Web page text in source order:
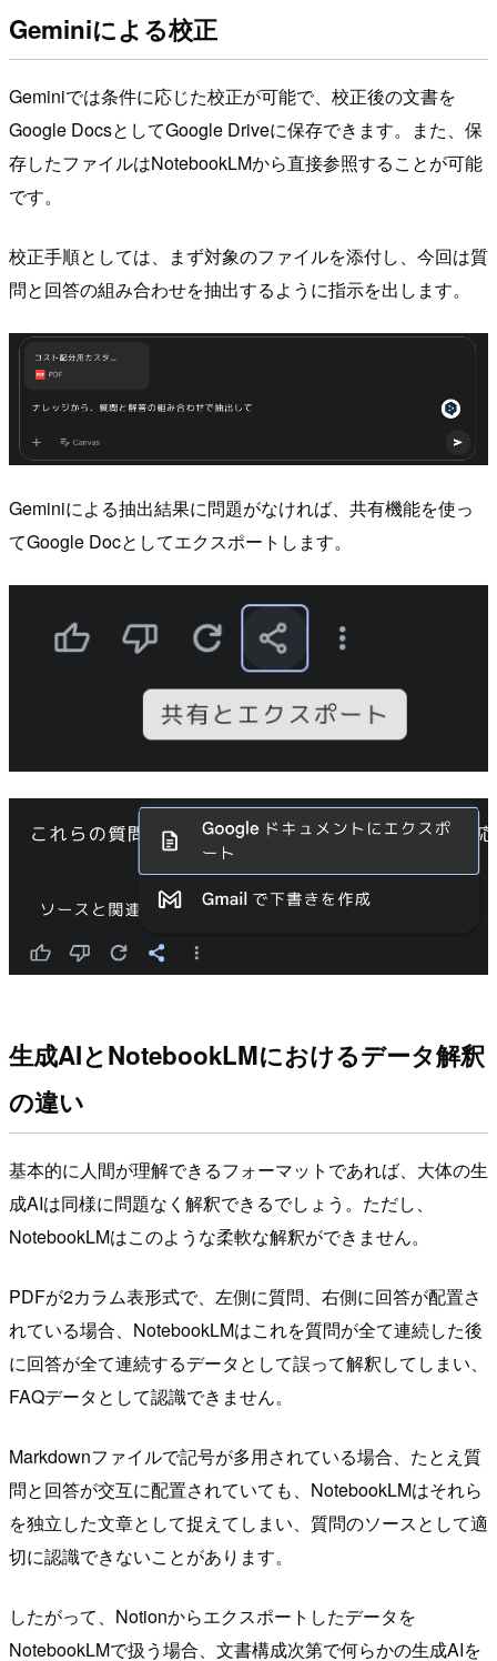
Geminiによる校正
Geminiでは条件に応じた校正が可能で、校正後の文書を
Google DocsとしてGoogle Driveに保存できます。また、保
存したファイルはNotebookLMから直接参照することが可能
です。
校正手順としては、まず対象のファイルを添付し、今回は質
問と回答の組み合わせを抽出するように指示を出します。
Geminiによる抽出結果に問題がなければ、共有機能を使っ
てGoogle Docとしてエクスポートします。
生成AIとNotebookLMにおけるデータ解釈
の違い
基本的に人間が理解できるフォーマットであれば、大体の生
成AIは同様に問題なく解釈できるでしょう。ただし、
NotebookLMはこのような柔軟な解釈ができません。
PDFが2カラム表形式で、左側に質問、右側に回答が配置さ
れている場合、NotebookLMはこれを質問が全て連続した後
に回答が全て連続するデータとして誤って解釈してしまい、
FAQデータとして認識できません。
Markdownファイルで記号が多用されている場合、たとえ質
問と回答が交互に配置されていても、NotebookLMはそれら
を独立した文章として捉えてしまい、質問のソースとして適
切に認識できないことがあります。
したがって、Notionからエクスポートしたデータを
NotebookLMで扱う場合、文書構成次第で何らかの生成AIを